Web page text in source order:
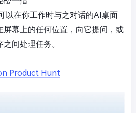
以在你工作时与之对话的AI桌面
屏幕上的任何位置，向它提问，或
间处理任务。
Product Hunt